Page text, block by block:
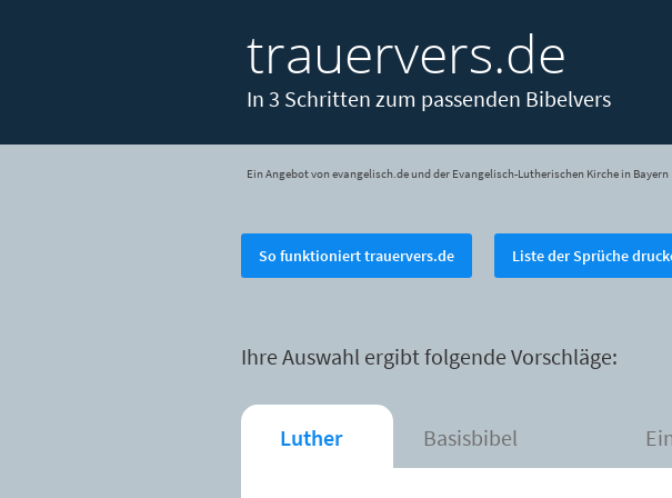
trauervers.de
In 3 Schritten zum passenden Bibelvers
Ein Angebot von evangelisch.de und der Evangelisch-Lutherischen Kirche in Bayern
So funktioniert trauervers.de Liste der Sprüche
Ihre Auswahl ergibt folgende Vorschläge:
Luther Basisbibel